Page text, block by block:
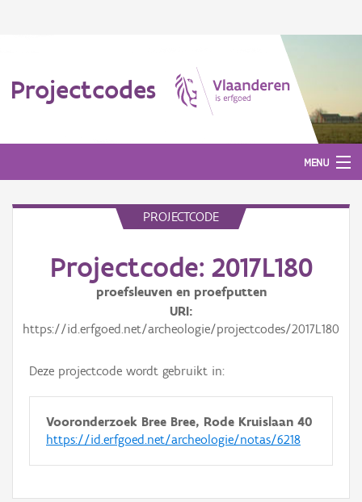
Projectcodes
MENU
PROJECTCODE
Projectcode: 2017L180
proefsleuven en proefputten
URI
https://id.erfgoed.net/archeologie/projectcodes/2017L180
Deze projectcode wordt gebruikt in:
Vooronderzoek Bree Bree, Rode Kruislaan 40
https://id.erfgoed.net/archeologie/notas/6218